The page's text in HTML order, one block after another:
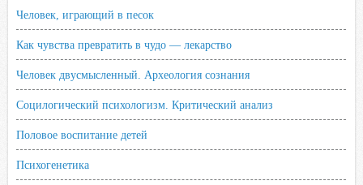
Человек, играющий в песок
Как чувства превратить в чудо — лекарство
Человек двусмысленный. Археология сознания
Социлогический психологизм. Критический анализ
Половое воспитание детей
Психогенетика